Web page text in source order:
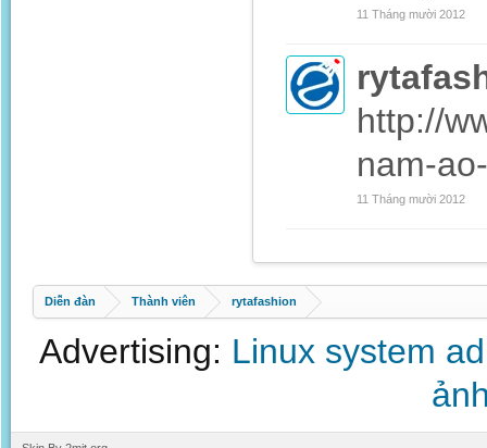
11 Tháng mười 2012
http://
nam-
11 Tháng mười 2012
Diễn đàn Thành viên rytafashion
Advertising: Linux system